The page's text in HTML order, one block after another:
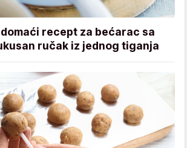
recept za bećarac sa
ručak iz jednog tiganja